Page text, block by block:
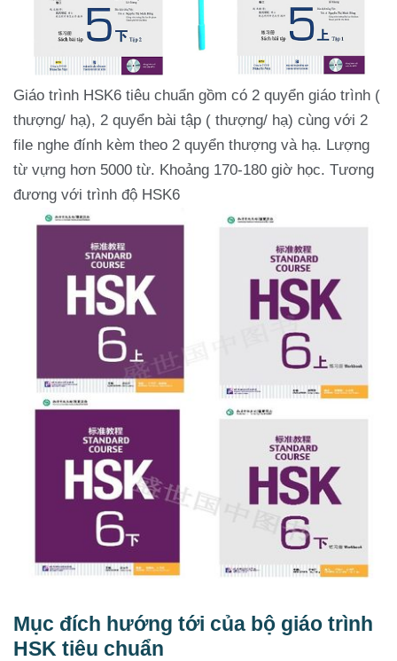
Giáo trình HSK6 tiêu chuẩn gồm có 2 quyển giáo trình (
thượng/ hạ), 2 quyển bài tập ( thượng/ hạ) cùng với 2
file nghe đính kèm theo 2 quyển thượng và hạ. Lượng
từ vựng hơn 5000 từ. Khoảng 170-180 giờ học. Tương
đương với trình độ HSK6
Mục đích hướng tới của bộ giáo trình
HSK tiêu chuẩn